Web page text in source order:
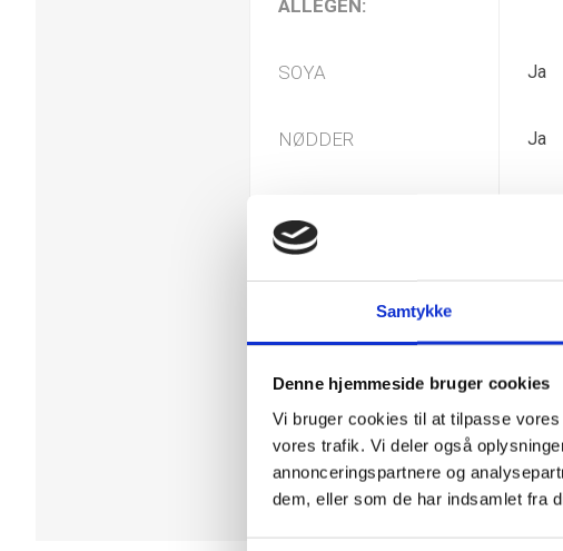
Samtykke
Denne hjemmeside bruger cookies
Vi bruger cookies til at tilpasse
vores trafik. Vi deler også
annonceringspartnere og
dem, eller som de har indsamlet fra
ALLEGEN:
SOYA Ja
NØDDER Ja
GLUTEN Ja
Tolkode